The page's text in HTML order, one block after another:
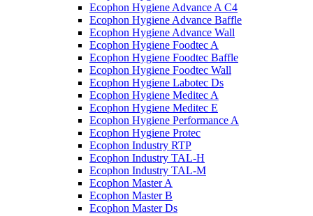
Ecophon Hygiene Advance A C4
Ecophon Hygiene Advance Baffle
Ecophon Hygiene Advance Wall
Ecophon Hygiene Foodtec A
Ecophon Hygiene Foodtec Baffle
Ecophon Hygiene Foodtec Wall
Ecophon Hygiene Labotec Ds
Ecophon Hygiene Meditec A
Ecophon Hygiene Meditec E
Ecophon Hygiene Performance A
Ecophon Hygiene Proteс
Ecophon Industry RTP
Ecophon Industry TAL-H
Ecophon Industry TAL-M
Ecophon Master A
Ecophon Master B
Ecophon Master Ds